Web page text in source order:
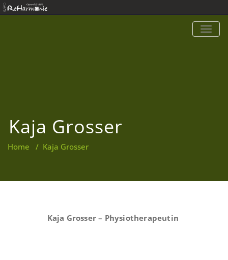
Kaja Grosser
Home / Kaja Grosser
Kaja Grosser – Physiotherapeutin